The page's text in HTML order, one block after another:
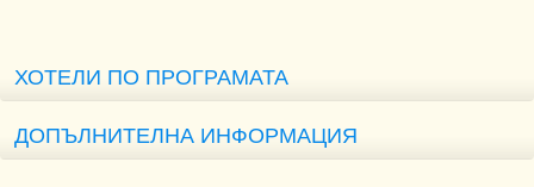
ХОТЕЛИ ПО ПРОГРАМАТА
ДОПЪЛНИТЕЛНА ИНФОРМАЦИЯ